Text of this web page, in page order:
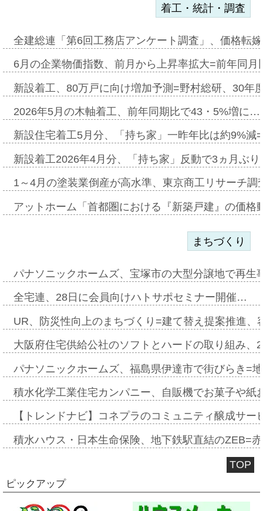
着工・統計・調査
全建総連「第6回工務店アンケート調査」、価格転
6月の企業物価指数、前月から上昇率拡大=前年同
新設着工、80万戸に向け増加予測=野村総研、30年
2026年5月の木軸着工、前年同期比で43・5%増に…
新設住宅着工5月分、「持ち家」一昨年比は約9%
新設着工2026年4月分、「持ち家」反動で3ヵ月ぶ
1～4月の塗装業倒産が高水準、東京商工リサーチ
アットホーム「首都圏における『新築戸建』の価
まちづくり
パナソニックホームズ、宝塚市の大型分譲地で再
全宅連、28日に会員向けハトサポセミナー開催…
UR、防災性向上のまちづくり=建て替え提案推進
大阪府住宅供給公社のソフトとハードの取り組み
パナソニックホームズ、福島県伊達市で街びらき=
積水化学工業住宅カンパニー、自販機でお菓子や
【トレンドナビ】コネプラのコミュニティ醸成サ
積水ハウス・日本生命保険、地下鉄駅直結のZEB=
TOP
ピックアップ